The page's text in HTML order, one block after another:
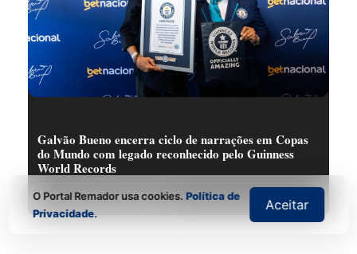
Galvão Bueno encerra ciclo de narrações em Copas
do Mundo com legado reconhecido pelo Guinness
World Records
Por Redação do Portal Remador
O Portal Remador usa cookies.Política de
Privacidade.
Aceitar